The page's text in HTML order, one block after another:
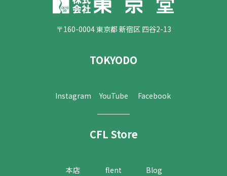
〒160-0004 東京都 新宿区 四谷2-13
TOKYODO
Instagram YouTube Facebook
CFL Store
本店 flent Blog